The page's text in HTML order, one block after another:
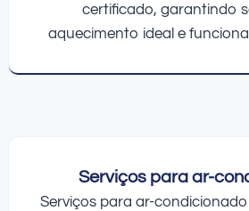
certificado, garantindo
aquecimento ideal e
Serviços para ar-
Serviços para ar-